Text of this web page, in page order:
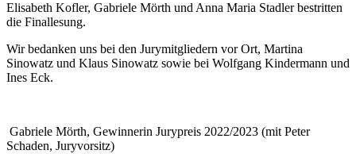
Elisabeth Kofler, Gabriele Mörth und Anna Maria Stadler bestritten
die Finallesung.
Wir bedanken uns bei den Jurymitgliedern vor Ort, Martina
Sinowatz und Klaus Sinowatz sowie bei Wolfgang Kindermann und
Ines Eck.
Gabriele Mörth, Gewinnerin Jurypreis 2022/2023 (mit Peter
Schaden, Juryvorsitz)